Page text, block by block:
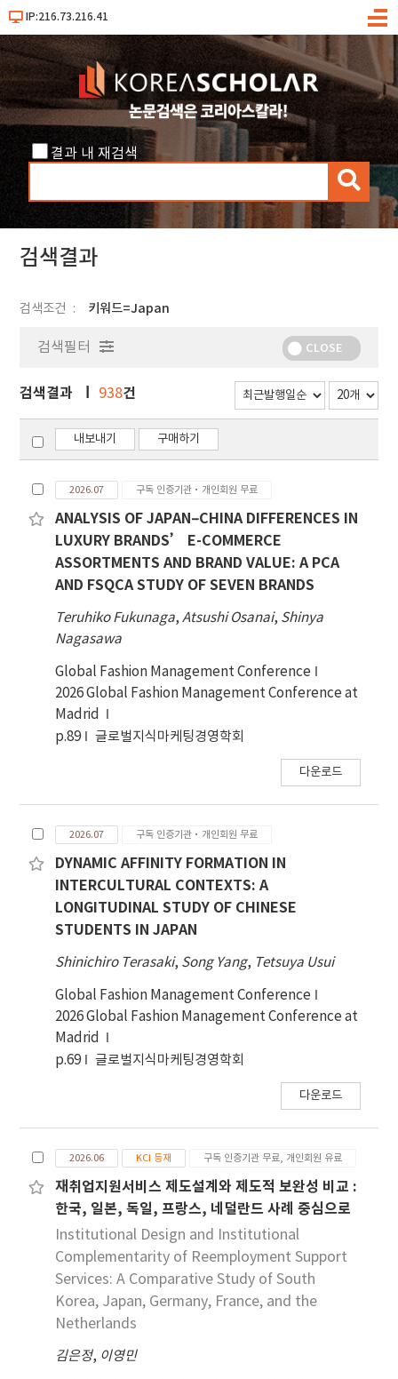
IP:216.73.216.41
메
결과 내 재검색
검
색
검색결과
검색조건 키워드=Japan
검색필터 CLOSE
검색결과 938건
내보내기 구매하기
2026.07 구독 인증기관·개인회원 무료
ANALYSIS OF JAPAN–CHINA DIFFERENCES IN
LUXURY BRANDS’ E-COMMERCE
ASSORTMENTS AND BRAND VALUE: A PCA
AND FSQCA STUDY OF SEVEN BRANDS
Teruhiko Fukunaga,Atsushi Osanai, Shinya
Nagasawa
Global Fashion Management Conference
2026 Global Fashion Management Conference at
Madrid
p.89
글로벌지식마케팅경영학회
다운로드
2026.07 구독 인증기관·개인회원 무료
DYNAMIC AFFINITY FORMATION IN
INTERCULTURAL CONTEXTS: A
LONGITUDINAL STUDY OF CHINESE
STUDENTS IN JAPAN
Shinichiro Terasaki, Song Yang, Tetsuya Usui
Global Fashion Management Conference
2026 Global Fashion Management Conference at
Madrid
p.69
글로벌지식마케팅경영학회
다운로드
2026.06 KCI 등재 구독 인증기관 무료, 개인회원 유료
재취업지원서비스 제도설계와 제도적 보완성 비교 :
한국, 일본, 독일, 프랑스, 네덜란드 사례 중심으로
Institutional Design and Institutional
Complementarity of Reemployment Support
Services: A Comparative Study of South
Korea, Japan, Germany, France, and the
Netherlands
김은정, 이영민